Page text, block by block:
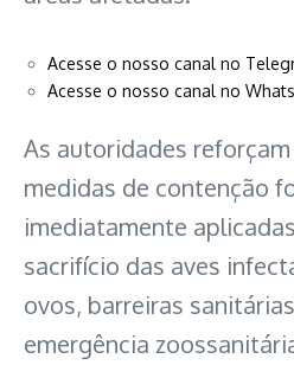
Acesse o nosso canal no
Acesse o nosso canal no
As autoridades
medidas de contenção
imediatamente
sacrifício das aves
ovos, barreiras
emergência